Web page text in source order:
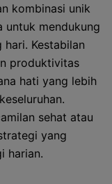
kombinasi unik
untuk mendukung
Kestabilan
produktivitas
hati yang lebih
sehat atau
yang
harian.